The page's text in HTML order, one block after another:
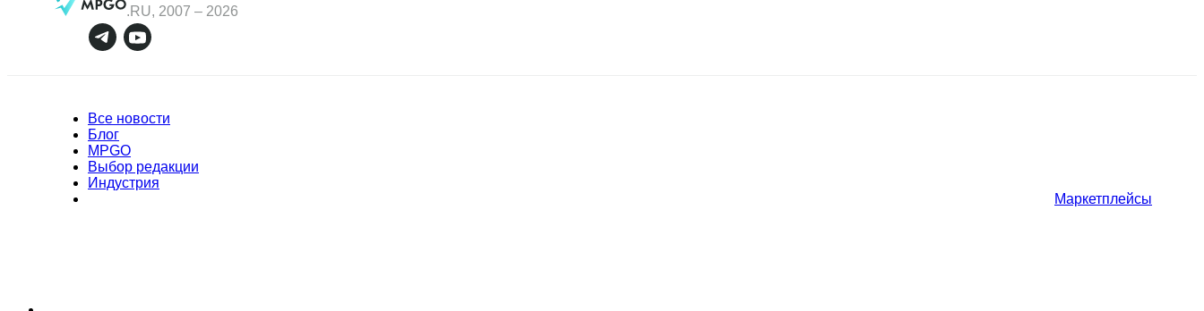
.RU, 2007 – 2026
Все новости
Блог
MPGO
Выбор редакции
Индустрия
Маркетплейсы